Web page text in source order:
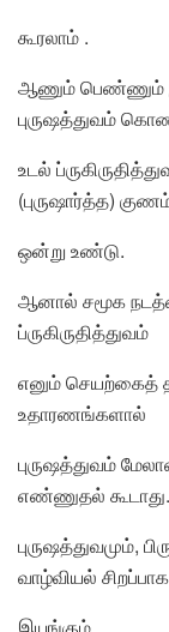
கூரலாம் .
ஆணும் பெண்ணும்
புருஷத்துவம்
உடல்
(புருஷார்த்த)
ஒன்று உண்டு.
ஆனால் சமூக
ப்ருகிருதித்துவம்
எனும் செயற்கைத்
உதாரணங்களால்
புருஷத்துவம்
எண்ணுதல் கூடாது.
புருஷத்துவமும்,
வாழ்வியல் சிறப்பாக